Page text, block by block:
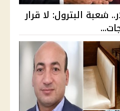
شعبة البترول: لا قرار